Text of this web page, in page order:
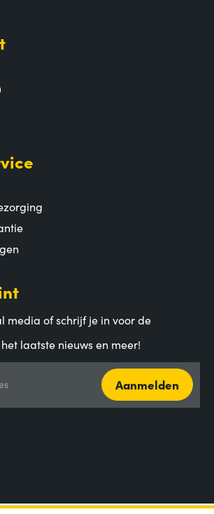
media of schrijf je in voor de
laatste nieuws en meer!
Aanmelden